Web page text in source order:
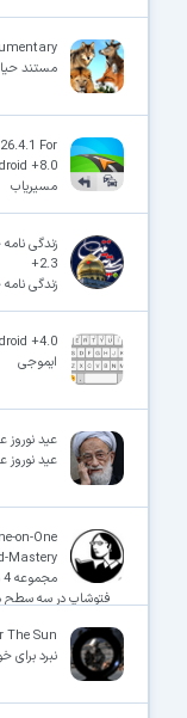
مستند
For
+8.0
مسیریاب
2.3+
زندگی
+4.0
ایموجی
عید نوروز
عید نوروز
on-One
Mastery
فتوشاپ در سه سطح
The Sun
نبرد برای